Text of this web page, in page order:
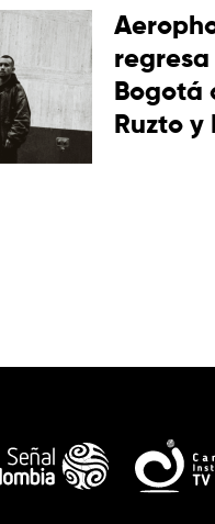
regresa
Bogotá
Ruzto y